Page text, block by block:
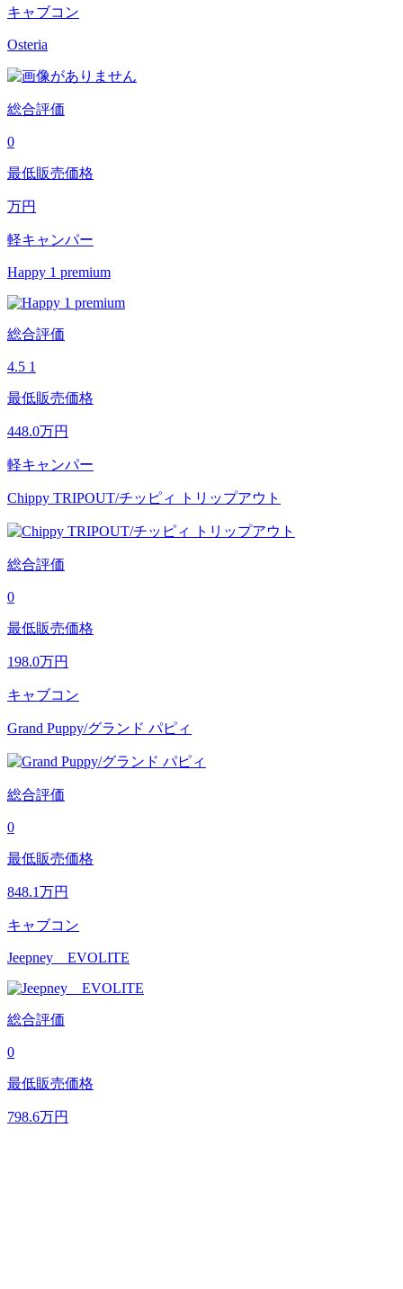
キャブコン
Osteria
総合評価
0
最低販売価格
万円
軽キャンパー
Happy 1 premium
総合評価
4.5 1
最低販売価格
448.0万円
軽キャンパー
Chippy TRIPOUT/チッピィ トリップアウト
総合評価
0
最低販売価格
198.0万円
キャブコン
Grand Puppy/グランド パピィ
総合評価
0
最低販売価格
848.1万円
キャブコン
Jeepney EVOLITE
総合評価
0
最低販売価格
798.6万円